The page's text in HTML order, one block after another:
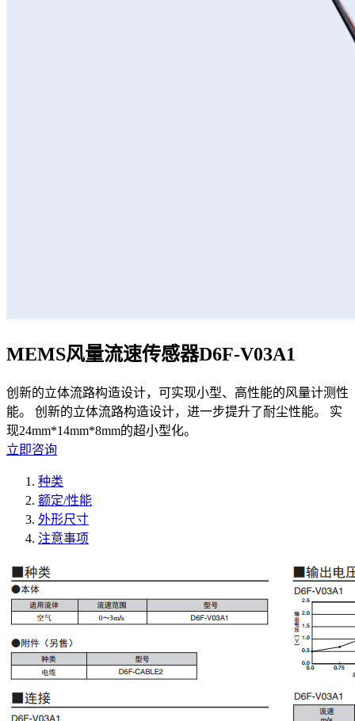
MEMS风量流速传感器D6F-V03A1
创新的立体流路构造设计，可实现小型、高性能的风量计测性
能。 创新的立体流路构造设计，进一步提升了耐尘性能。 实
现24mm*14mm*8mm的超小型化。
立即咨询
种类
额定/性能
外形尺寸
注意事项